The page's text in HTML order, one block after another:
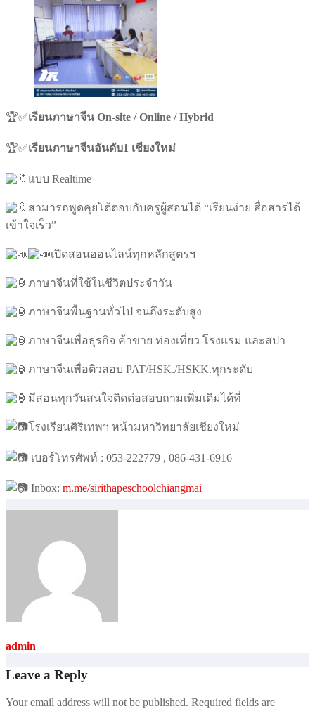
🏆✅เรียนภาษาจีน On-site / Online / Hybrid
🏆✅เรียนภาษาจีนอันดับ1 เชียงใหม่
แบบ Realtime
สามารถพูดคุยโต้ตอบกับครูผู้สอนได้ “เรียนง่าย สื่อสารได้
เข้าใจเร็ว”
เปิดสอนออนไลน์ทุกหลักสูตรฯ
ภาษาจีนที่ใช้ในชีวิตประจำวัน
ภาษาจีนพื้นฐานทั่วไป จนถึงระดับสูง
ภาษาจีนเพื่อธุรกิจ ค้าขาย ท่องเที่ยว โรงแรม และสปา
ภาษาจีนเพื่อติวสอบ PAT/HSK./HSKK.ทุกระดับ
มีสอนทุกวันสนใจติดต่อสอบถามเพิ่มเติมได้ที่
โรงเรียนศิริเทพฯ หน้ามหาวิทยาลัยเชียงใหม่
เบอร์โทรศัพท์ : 053-222779 , 086-431-6916
Inbox: m.me/sirithapeschoolchiangmai
admin
Leave a Reply
Your email address will not be published. Required fields are